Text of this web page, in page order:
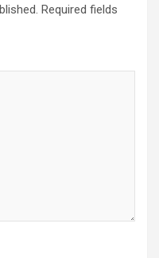
Required fields